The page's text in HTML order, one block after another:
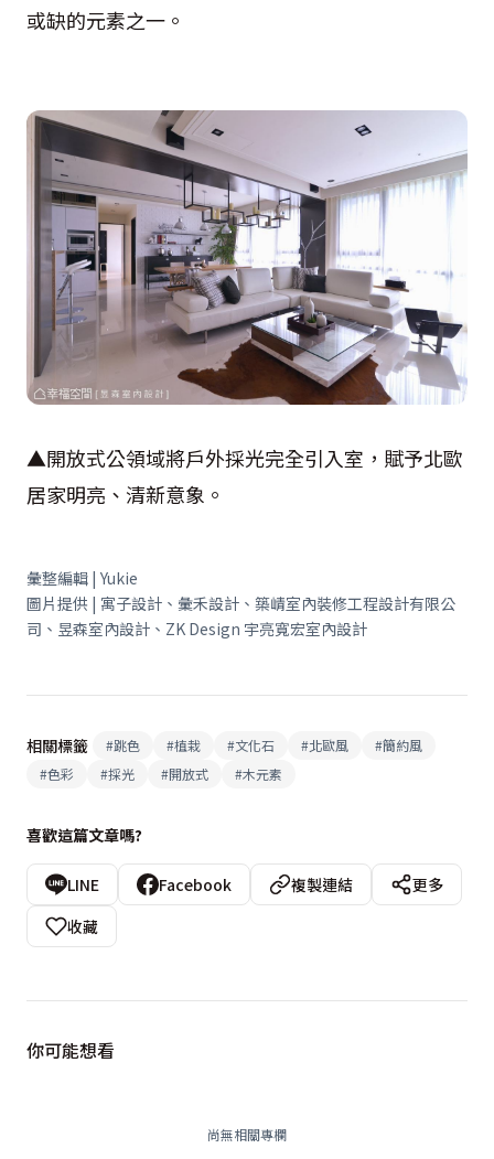
或缺的元素之一。
▲開放式公領域將戶外採光完全引入室，賦予北歐
居家明亮、清新意象。
彙整編輯 | Yukie
圖片提供 | 寓子設計、彙禾設計、築崝室內裝修工程設計有限公
司、昱森室內設計、ZK Design 宇亮寬宏室內設計
相關標籤 #跳色 #植栽 #文化石 #北歐風 #簡約風
#色彩 #採光 #開放式 #木元素
喜歡這篇文章嗎?
LINE Facebook 複製連結
更多
收藏
你可能想看
尚無相關專欄